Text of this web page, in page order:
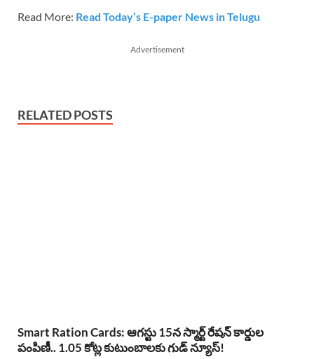
Read More: Read Today’s E-paper News in Telugu
Advertisement
RELATED POSTS
Smart Ration Cards: ఆగస్టు 15న స్మార్ట్ రేషన్ కార్డుల
పంపిణీ.. 1.05 కోట్ల కుటుంబాలకు గుడ్ న్యూస్!